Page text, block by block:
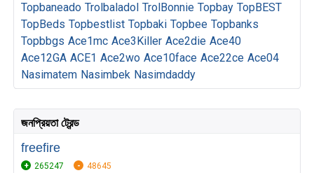
Topbaneado Trolbaladol TrolBonnie Topbay TopBEST
TopBeds Topbestlist Topbaki Topbee Topbanks
Topbbgs Ace1mc Ace3Killer Ace2die Ace40
Ace12GA ACE1 Ace2wo Ace10face Ace22ce Ace04
Nasimatem Nasimbek Nasimdaddy
জনপ্রিয়তা ট্রেন্ড
freefire
265247 48645